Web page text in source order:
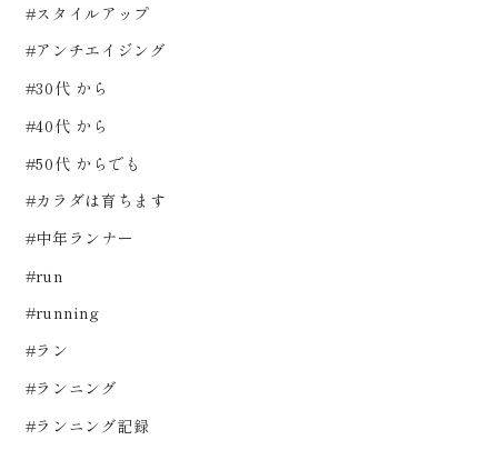
#スタイルアップ
#アンチエイジング
#30代 から
#40代 から
#50代 からでも
#カラダは育ちます
#中年ランナー
#run
#running
#ラン
#ランニング
#ランニング記録